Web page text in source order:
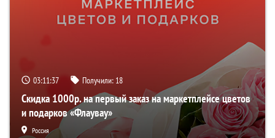
03:11:36 Получили: 18
Скидка 1000р. на первый заказ на маркетплейсе цветов
и подарков «Флаувау»
Россия